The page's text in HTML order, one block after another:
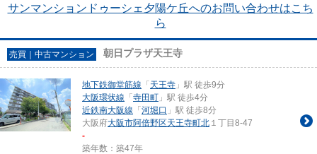
サンマンションドゥーシェ夕陽ケ丘へのお問い合わせはこち
ら
売買｜中古マンション 朝日プラザ天王寺
地下鉄御堂筋線 「 天王寺 」駅 徒歩9分
大阪環状線 「 寺田町 」駅 徒歩4分
近鉄南大阪線 「 河堀口 」駅 徒歩8分
大阪府大阪市阿倍野区天王寺町北 １丁目8-47
-
築年数：築47年